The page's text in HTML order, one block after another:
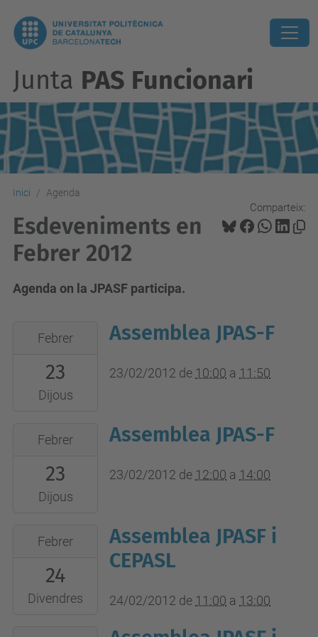
Junta PAS Funcionari
Inici Agenda
Comparteix:
Esdeveniments en
Febrer 2012
Agenda on la JPASF participa.
2012-
23T10:00:00+01:00
2012-
23T11:50:00+01:00
Febrer
23
Dijous
Assemblea JPAS-F
23/02/2012 de 10:00 a 11:50
2012-
23T12:00:00+01:00
2012-
23T14:00:00+01:00
Edif.
Febrer
23
Dijous
Assemblea JPAS-F
23/02/2012 de 12:00 a 14:00
2012-
24T11:00:00+01:00
2012-
Febrer
24
Divendres
Assemblea JPASF i
CEPASL
24/02/2012 de 11:00 a 13:00